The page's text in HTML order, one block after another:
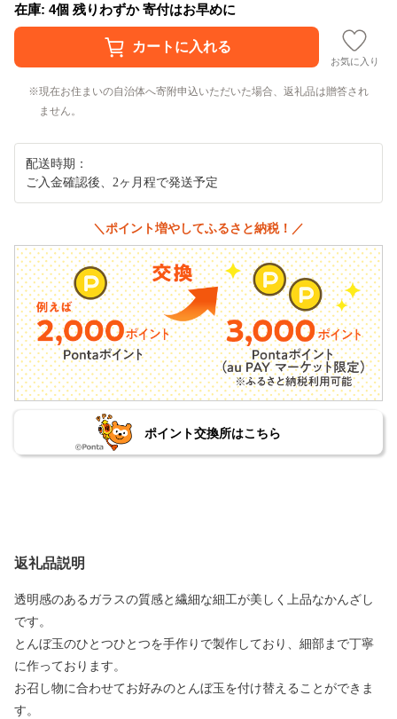
在庫: 4個 残りわずか 寄付はお早めに
お気に入り
現在お住まいの自治体へ寄附申込いただいた場合、返礼品は贈答され
ません。
配送時期：
ご入金確認後、2ヶ月程で発送予定
＼ポイント増やしてふるさと納税！／
ポイント交換所はこちら
返礼品説明
透明感のあるガラスの質感と繊細な細工が美しく上品なかんざし
です。
とんぼ玉のひとつひとつを手作りで製作しており、細部まで丁寧
に作っております。
お召し物に合わせてお好みのとんぼ玉を付け替えることができま
す。